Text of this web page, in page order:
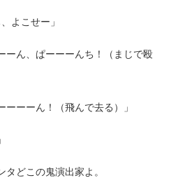
よこせー」
ん、ぱーーーんち！（まじで殴
ーーん！（飛んで去る）」
どこの鬼演出家よ。